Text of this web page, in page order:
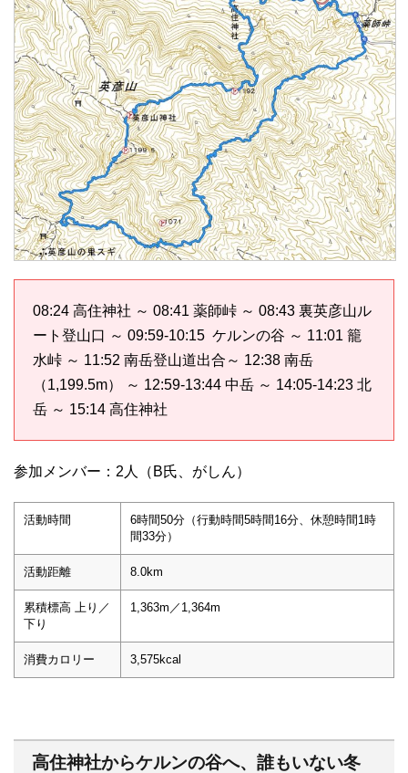
08:24 高住神社 ～ 08:41 薬師峠 ～ 08:43 裏英彦山ル
ート登山口 ～ 09:59-10:15 ケルンの谷 ～ 11:01 籠
水峠 ～ 11:52 南岳登山道出合～ 12:38 南岳
（1,199.5m） ～ 12:59-13:44 中岳 ～ 14:05-14:23 北
岳 ～ 15:14 高住神社
参加メンバー：2人（B氏、がしん）
活動時間
6時間50分（行動時間5時間16分、休憩時間1時
間33分）
活動距離 8.0km
累積標高 上り／
下り
1,363m／1,364m
消費カロリー 3,575kcal
高住神社からケルンの谷へ、誰もいない冬